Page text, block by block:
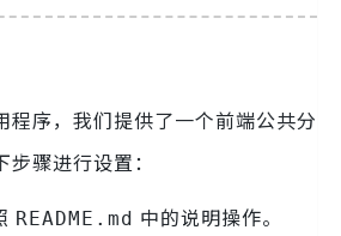
程序，我们提供了一个前端公共分
骤进行设置：
README.md 中的说明操作。